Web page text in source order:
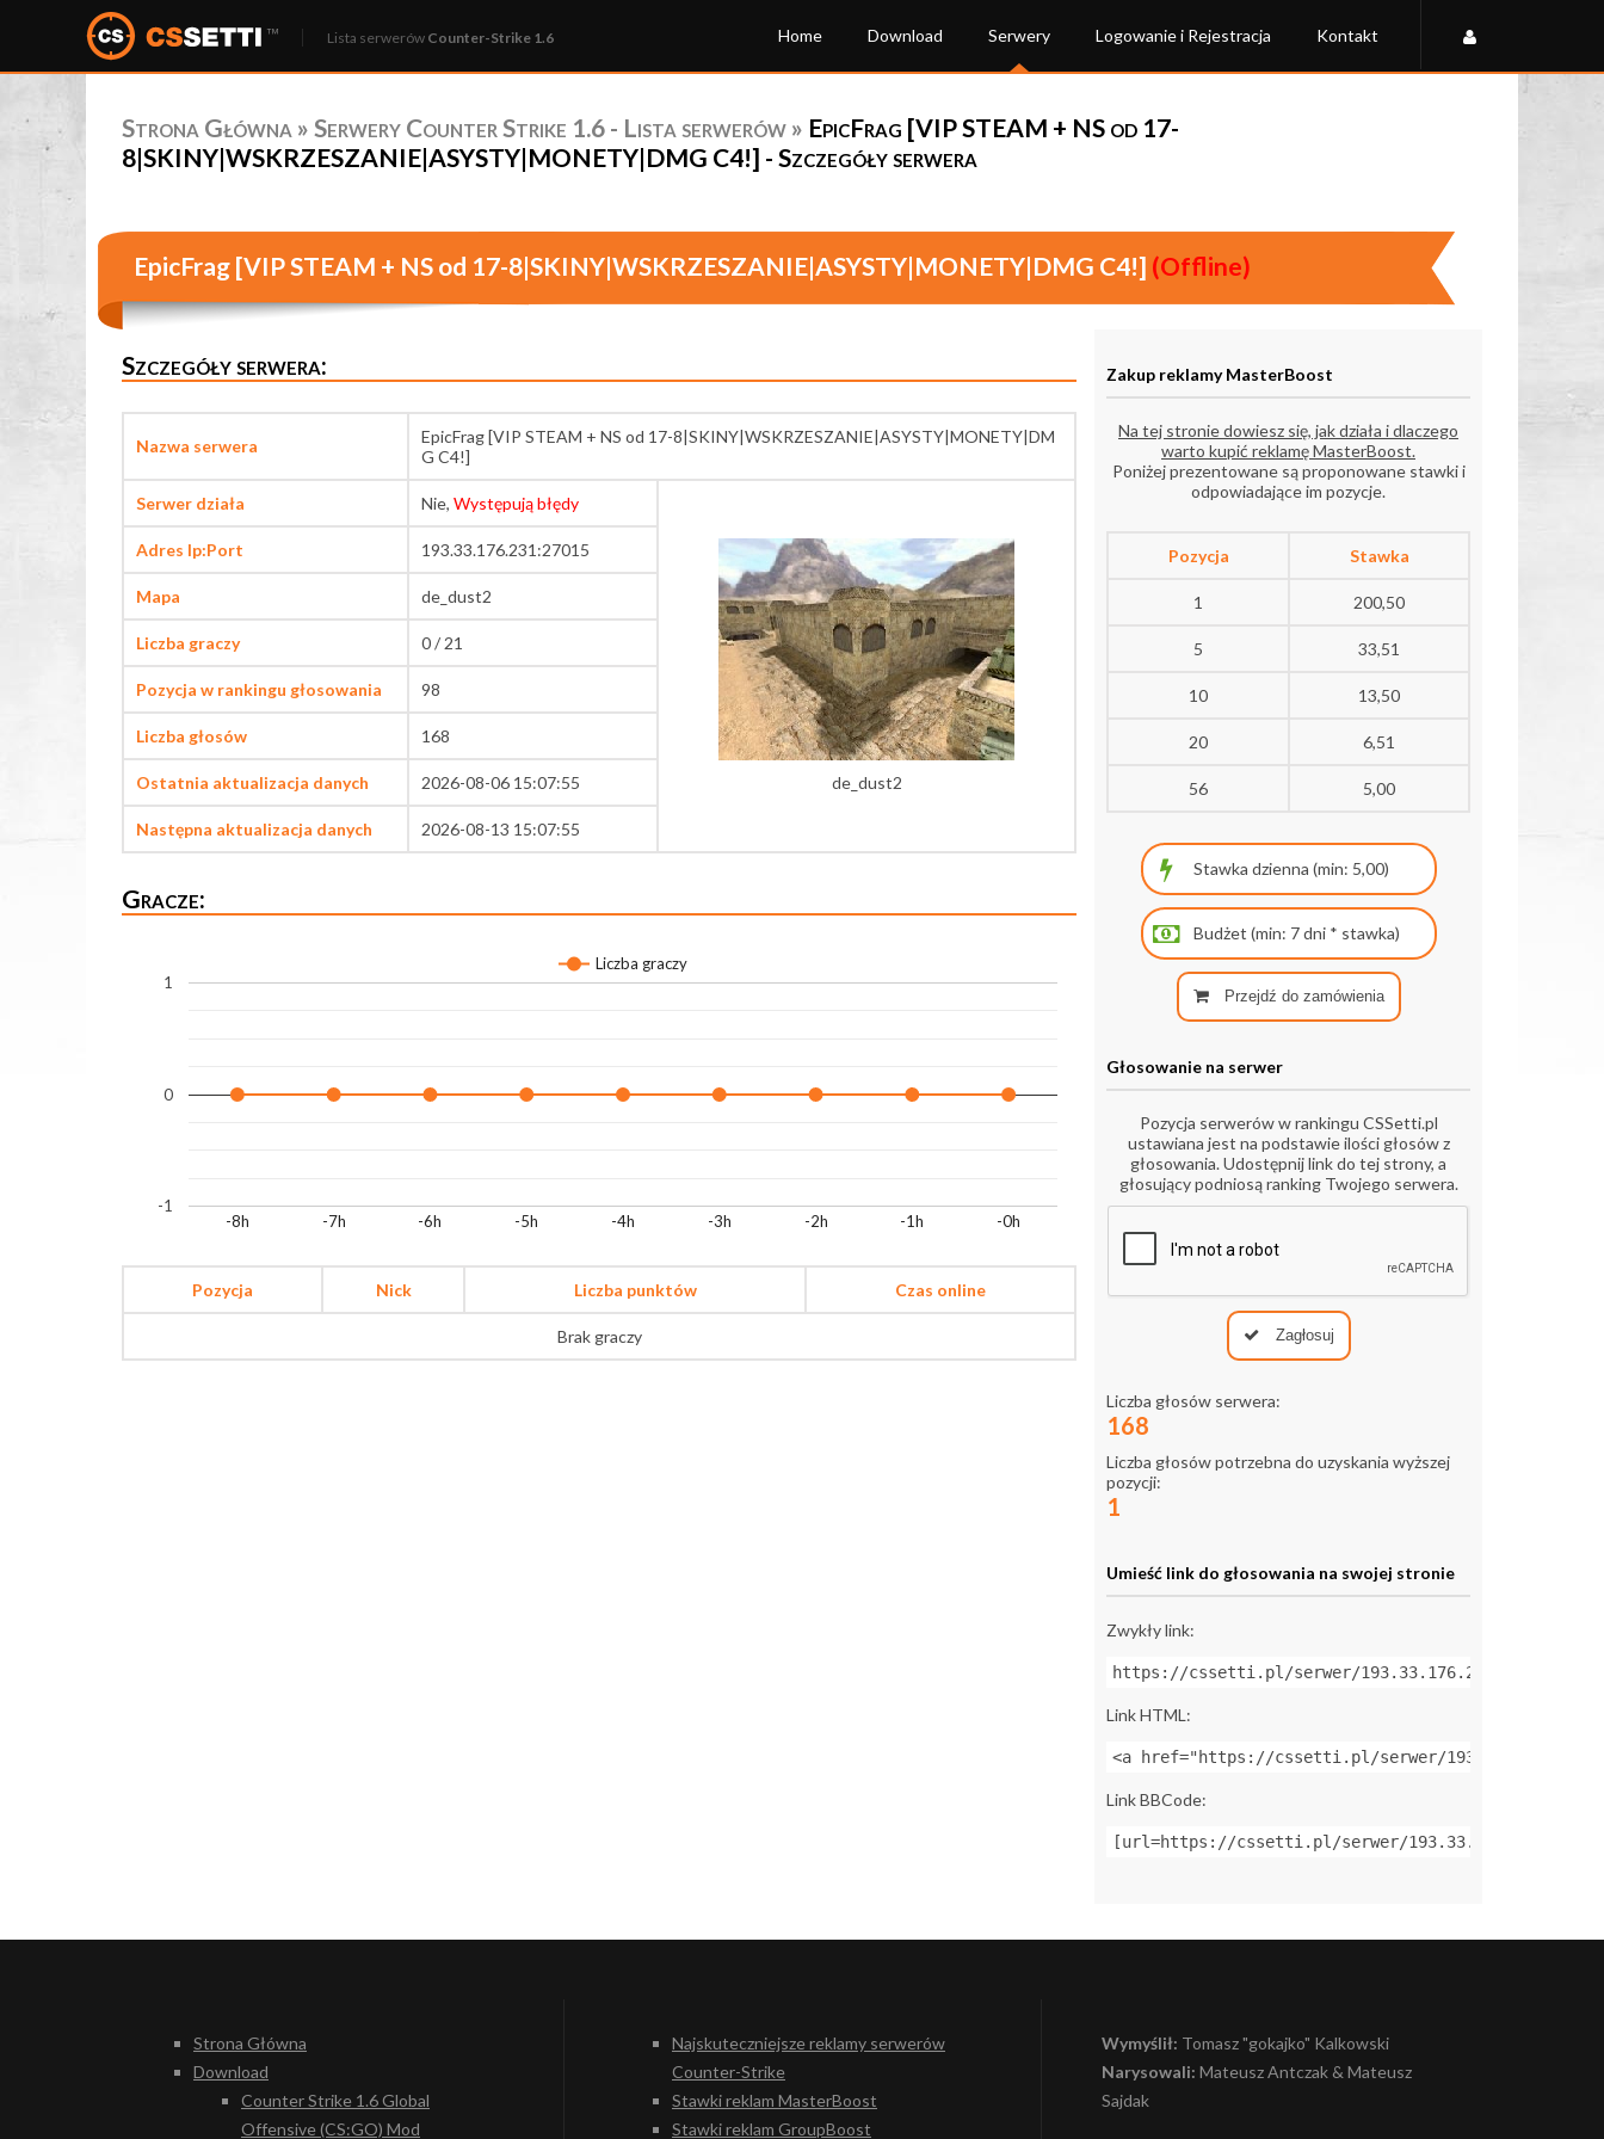
Lista serwerów Counter-Strike 1.6 Home Download Serwery Logowanie i Rejestracja Kontakt
Strona Główna » Serwery Counter Strike 1.6 - Lista serwerów » EpicFrag [VIP STEAM + NS od 17-
8|SKINY|WSKRZESZANIE|ASYSTY|MONETY|DMG C4!] - Szczegóły serwera
EpicFrag [VIP STEAM + NS od 17-8|SKINY|WSKRZESZANIE|ASYSTY|MONETY|DMG C4!] (Offline)
Szczegóły serwera:
Nazwa serwera
EpicFrag [VIP STEAM + NS od 17-8|SKINY|WSKRZESZANIE|ASYSTY|MONETY|DM
G C4!]
Serwer działa Nie, Występują błędy
de_dust2
Adres Ip:Port 193.33.176.231:27015
Mapa de_dust2
Liczba graczy 0 / 21
Pozycja w rankingu głosowania 98
Liczba głosów 168
Ostatnia aktualizacja danych 2026-08-06 15:07:55
Następna aktualizacja danych 2026-08-13 15:07:55
Gracze:
Liczba graczy
-8h -7h -6h -5h -4h -3h -2h -1h -0h
-1
0
1
Pozycja Nick Liczba punktów Czas online
Brak graczy
Zakup reklamy MasterBoost
Na tej stronie dowiesz się, jak działa i dlaczego
warto kupić reklamę MasterBoost.
Poniżej prezentowane są proponowane stawki i
odpowiadające im pozycje.
Pozycja Stawka
1 200,50
5 33,51
10 13,50
20 6,51
56 5,00
Przejdź do zamówienia
Głosowanie na serwer
Pozycja serwerów w rankingu CSSetti.pl
ustawiana jest na podstawie ilości głosów z
głosowania. Udostępnij link do tej strony, a
głosujący podniosą ranking Twojego serwera.
Zagłosuj
Liczba głosów serwera:
168
Liczba głosów potrzebna do uzyskania wyższej
pozycji:
1
Umieść link do głosowania na swojej stronie
Zwykły link:
https://cssetti.pl/serwer/193.33.176.231:27015
Link HTML:
<a href="https://cssetti.pl/serwer/
Link BBCode:
[url=https://cssetti.pl/serwer/
Strona Główna
Download
Counter Strike 1.6 Global
Offensive (CS:GO) Mod
Najskuteczniejsze reklamy serwerów
Counter-Strike
Stawki reklam MasterBoost
Stawki reklam GroupBoost
Wymyślił: Tomasz "gokajko" Kalkowski
Narysowali: Mateusz Antczak & Mateusz
Sajdak